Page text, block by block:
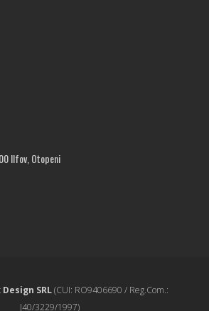
Ilfov, Otopeni
SRL(CUI: RO9406690 / Reg.Com.:
J40/3229/1997)